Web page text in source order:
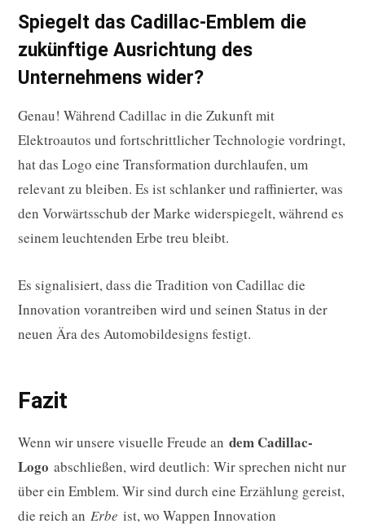
Spiegelt das Cadillac-Emblem die
zukünftige Ausrichtung des
Unternehmens wider?
Genau! Während Cadillac in die Zukunft mit
Elektroautos und fortschrittlicher Technologie vordringt,
hat das Logo eine Transformation durchlaufen, um
relevant zu bleiben. Es ist schlanker und raffinierter, was
den Vorwärtsschub der Marke widerspiegelt, während es
seinem leuchtenden Erbe treu bleibt.
Es signalisiert, dass die Tradition von Cadillac die
Innovation vorantreiben wird und seinen Status in der
neuen Ära des Automobildesigns festigt.
Fazit
Wenn wir unsere visuelle Freude an dem Cadillac-
Logo abschließen, wird deutlich: Wir sprechen nicht nur
über ein Emblem. Wir sind durch eine Erzählung gereist,
die reich an Erbe ist, wo Wappen Innovation